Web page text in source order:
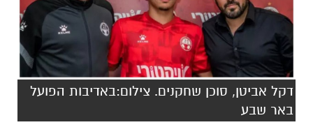
דקל אביטן, סוכן שחקנים. צילום:באדיבות הפועל
באר שבע